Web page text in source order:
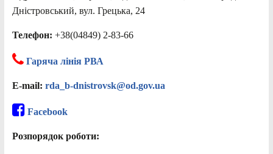
Дністровський, вул. Грецька, 24
Телефон: +38(04849) 2-83-66
Гаряча лінія РВА
E-mail: rda_b-dnistrovsk@od.gov.ua
Facebook
Розпорядок роботи: